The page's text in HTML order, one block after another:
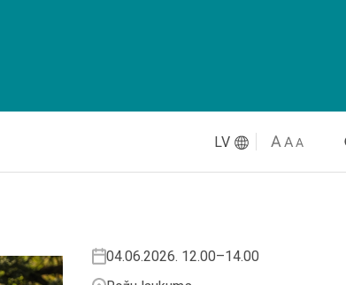
LV
04.06.2026. 12.00–14.00